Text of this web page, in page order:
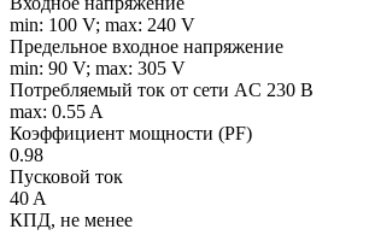
min: 100 V; max: 240 V
Предельное входное напряжение
min: 90 V; max: 305 V
Потребляемый ток от сети AC 230 В
max: 0.55 A
Коэффициент мощности (PF)
0.98
Пусковой ток
40 A
КПД, не менее